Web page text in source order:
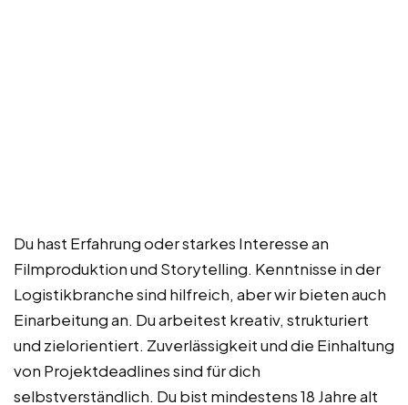
Du hast Erfahrung oder starkes Interesse an
Filmproduktion und Storytelling. Kenntnisse in der
Logistikbranche sind hilfreich, aber wir bieten auch
Einarbeitung an. Du arbeitest kreativ, strukturiert
und zielorientiert. Zuverlässigkeit und die Einhaltung
von Projektdeadlines sind für dich
selbstverständlich. Du bist mindestens 18 Jahre alt